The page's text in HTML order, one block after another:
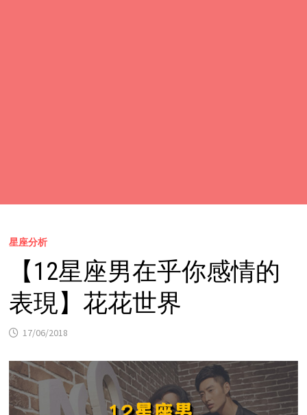
星座分析
【12星座男在乎你感情的
表現】花花世界
17/06/2018